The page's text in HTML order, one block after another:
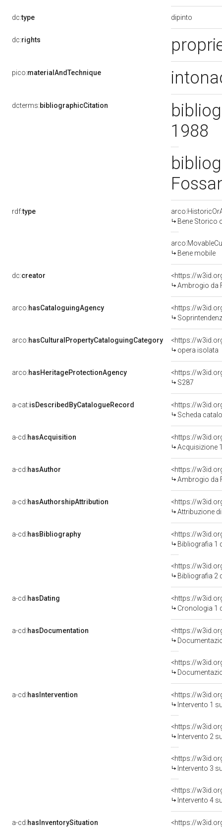
dc:type dipinto
dc:rights
pico:materialAndTechnique
dcterms:bibliographicCitation
1988
rdf:type
Bene Storico
Bene mobile
dc:creator
<https://
Ambrogio da
arco:hasCataloguingAgency
<https://
Soprintendenza per i
arco:hasCulturalPropertyCataloguingCategory
<https://
opera isolata
arco:hasHeritageProtectionAgency
<https://
S287
a-cat:isDescribedByCatalogueRecord
<https://
Scheda
a-cd:hasAcquisition
<https://
Acquisizione
a-cd:hasAuthor
<https://
Ambrogio da
a-cd:hasAuthorshipAttribution
<https://
Attribuzione
a-cd:hasBibliography
<https://
Bibliografia 1
<https://
Bibliografia 2
a-cd:hasDating
<https://
Cronologia 1
a-cd:hasDocumentation
a-cd:hasIntervention
<https://
Intervento 1
<https://
Intervento 2
<https://
Intervento 3
<https://
Intervento 4
a-cd:hasInventorySituation
<https://